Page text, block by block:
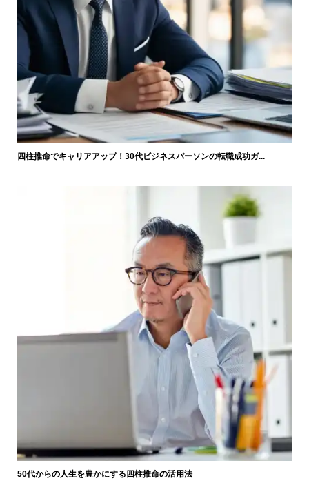
四柱推命でキャリアアップ！30代ビジネスパーソンの転職成功ガ...
50代からの人生を豊かにする四柱推命の活用法